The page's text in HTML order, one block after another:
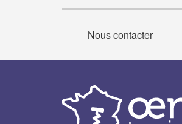
Nous contacter